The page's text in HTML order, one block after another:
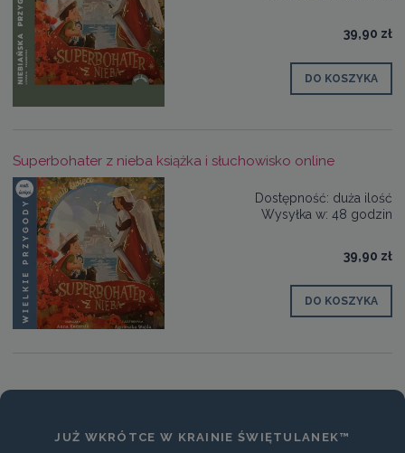
39,90 zł
DO KOSZYKA
Superbohater z nieba książka i słuchowisko online
Dostępność: duża ilość
Wysyłka w: 48 godzin
39,90 zł
DO KOSZYKA
JUŻ WKRÓTCE W KRAINIE ŚWIĘTULANEK™